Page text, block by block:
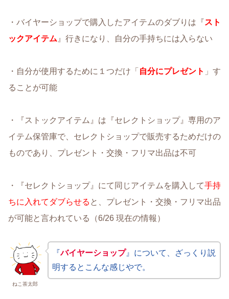
・バイヤーショップで購入したアイテムのダブりは『スト
ックアイテム 』行きになり、自分の手持ちには入らない
・自分が使用するために１つだけ「 自分にプレゼント 」す
ることが可能
・『ストックアイテム』は『セレクトショップ』専用のア
イテム保管庫で、セレクトショップで販売するためだけの
ものであり、プレゼント・交換・フリマ出品は不可
・『セレクトショップ』にて同じアイテムを購入して手持
ちに入れてダブらせる と、プレゼント・交換・フリマ出品
が可能と言われている（6/26 現在の情報）
ねこ茶太郎
『バイヤーショップ』について、ざっくり説
明するとこんな感じやで。